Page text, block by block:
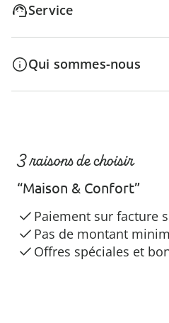
Service
Qui sommes-nous
3 raisons de choisir
“Maison & Confort”
Paiement sur facture
Pas de montant
Offres spéciales et